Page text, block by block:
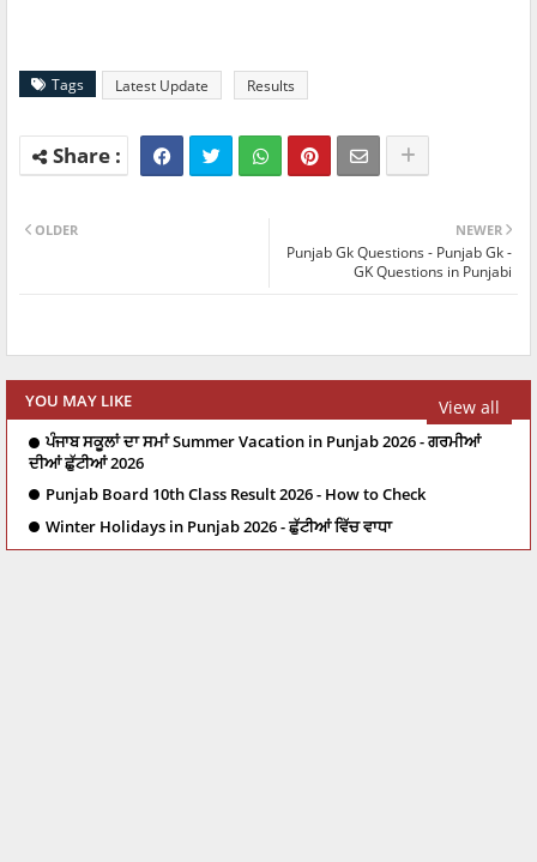
Tags Latest Update Results
NEWER
Punjab Gk Questions - Punjab Gk -
GK Questions in Punjabi
OLDER
YOU MAY LIKE View all
ਪੰਜਾਬ ਸਕੂਲਾਂ ਦਾ ਸਮਾਂ Summer Vacation in Punjab 2026 - ਗਰਮੀਆਂ
ਦੀਆਂ ਛੁੱਟੀਆਂ 2026
Punjab Board 10th Class Result 2026 - How to Check
Winter Holidays in Punjab 2026 - ਛੁੱਟੀਆਂ ਵਿੱਚ ਵਾਧਾ